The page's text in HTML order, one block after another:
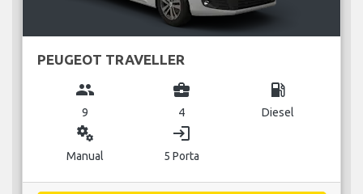
PEUGEOT TRAVELLER
group
9
business_center
4
local_gas_station
Diesel
miscellaneous_services
Manual
login
5 Porta